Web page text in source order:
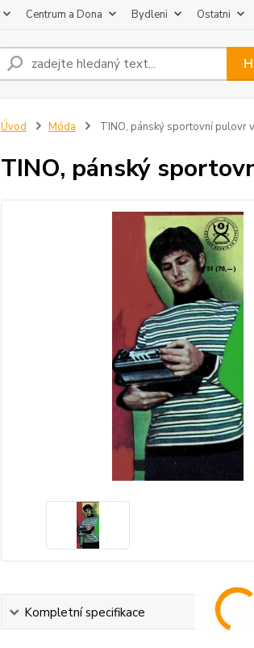
Centrum a Dona Bydleni Ostatni
Úvod Móda TINO, pánský sportovní pulovr
TINO, pánský
Kompletní specifikace